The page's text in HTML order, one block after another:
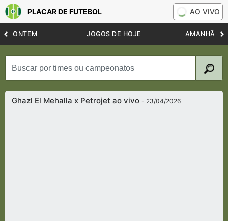
PLACAR DE FUTEBOL AO VIVO
ONTEM JOGOS DE HOJE AMANHÃ
Ghazl El Mehalla x Petrojet ao vivo- 23/04/2026